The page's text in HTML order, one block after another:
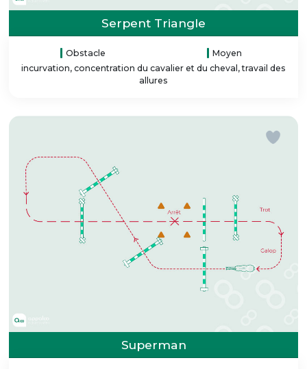
Serpent Triangle
Obstacle
Moyen
incurvation, concentration du cavalier et du cheval, travail des
allures
Superman